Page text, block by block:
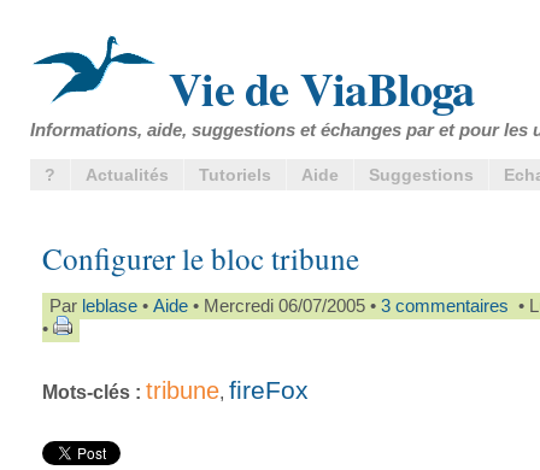
Vie de ViaBloga
Informations, aide, suggestions et échanges par et pour les
? Actualités Tutoriels Aide Suggestions
Configurer le bloc tribune
Par leblase • Aide • Mercredi 06/07/2005 • 3 commentaires •
•
Mots-clés : tribune, fireFox